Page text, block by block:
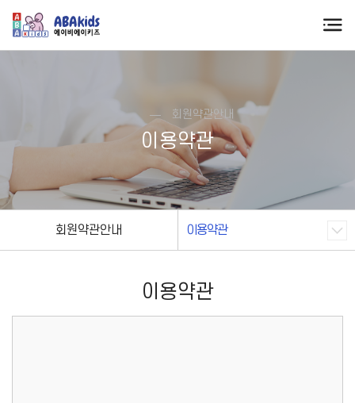
회원약관안내
이용약관
회원약관안내 이용약관
이용약관